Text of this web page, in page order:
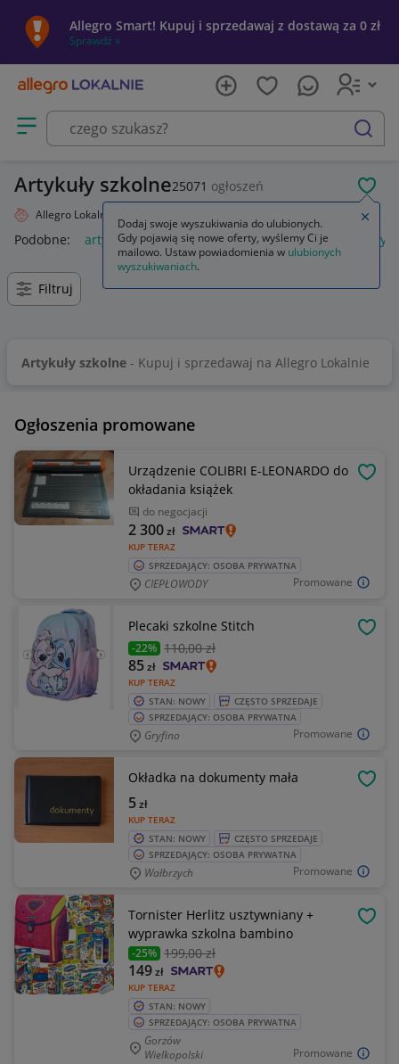
Allegro Smart! Kupuj i sprzedawaj z dostawą za 0 zł
Sprawdź »
Otwórz menu z kategoriami
szukaj
Artykuły szkolne25071 ogłoszeń
Allegro Lokalnie Artykuły szkolne
Podobne: artykuły szkolne artykuły szkolne i biurowe
Filtruj
Artykuły szkolne - Kupuj i sprzedawaj na Allegro Lokalnie
Ogłoszenia promowane
Promowane
Urządzenie COLIBRI E-LEONARDO do
okładania książek
do negocjacji
KUP TERAZ
2 300zł
SPRZEDAJĄCY: OSOBA PRYWATNA
CIEPŁOWODY
Promowane
Plecaki szkolne Stitch
-22% 110,00 zł
KUP TERAZ
85zł
STAN: NOWY
CZĘSTO SPRZEDAJE
SPRZEDAJĄCY: OSOBA PRYWATNA
Gryfino
Promowane
Okładka na dokumenty mała
KUP TERAZ
5zł
STAN: NOWY
CZĘSTO SPRZEDAJE
SPRZEDAJĄCY: OSOBA PRYWATNA
Wałbrzych
Promowane
Tornister Herlitz usztywniany +
wyprawka szkolna bambino
-25% 199,00 zł
KUP TERAZ
149zł
STAN: NOWY
SPRZEDAJĄCY: OSOBA PRYWATNA
Gorzów
Wielkopolski
Dodaj swoje wyszukiwania do ulubionych.
Gdy pojawią się nowe oferty, wyślemy Ci je
mailowo. Ustaw powiadomienia w ulubionych
wyszukiwaniach.